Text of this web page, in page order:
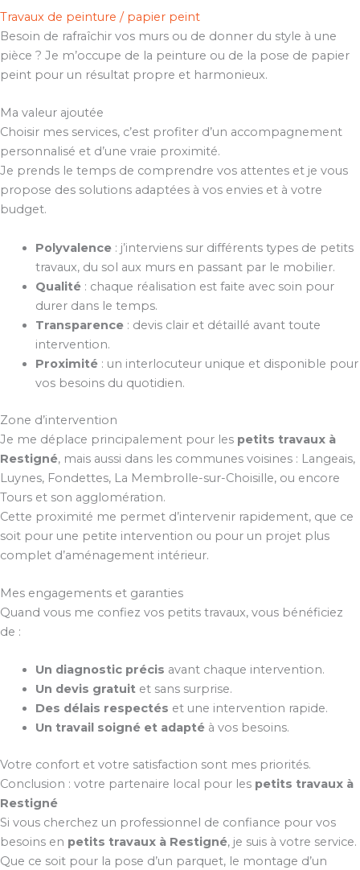
Travaux de peinture / papier peint
Besoin de rafraîchir vos murs ou de donner du style à une
pièce ? Je m’occupe de la peinture ou de la pose de papier
peint pour un résultat propre et harmonieux.
Ma valeur ajoutée
Choisir mes services, c’est profiter d’un accompagnement
personnalisé et d’une vraie proximité.
Je prends le temps de comprendre vos attentes et je vous
propose des solutions adaptées à vos envies et à votre
budget.
Polyvalence: j’interviens sur différents types de petits
travaux, du sol aux murs en passant par le mobilier.
Qualité: chaque réalisation est faite avec soin pour
durer dans le temps.
Transparence: devis clair et détaillé avant toute
intervention.
Proximité: un interlocuteur unique et disponible pour
vos besoins du quotidien.
Zone d’intervention
Je me déplace principalement pour les petits travaux à
Restigné, mais aussi dans les communes voisines : Langeais,
Luynes, Fondettes, La Membrolle-sur-Choisille, ou encore
Tours et son agglomération.
Cette proximité me permet d’intervenir rapidement, que ce
soit pour une petite intervention ou pour un projet plus
complet d’aménagement intérieur.
Mes engagements et garanties
Quand vous me confiez vos petits travaux, vous bénéficiez
de :
Un diagnostic précis avant chaque intervention.
Un devis gratuitet sans surprise.
Des délais respectés et une intervention rapide.
Un travail soigné et adaptéà vos besoins.
Votre confort et votre satisfaction sont mes priorités.
Conclusion : votre partenaire local pour les petits travaux à
Restigné
Si vous cherchez un professionnel de confiance pour vos
besoins en petits travaux à Restigné, je suis à votre service.
Que ce soit pour la pose d’un parquet, le montage d’un